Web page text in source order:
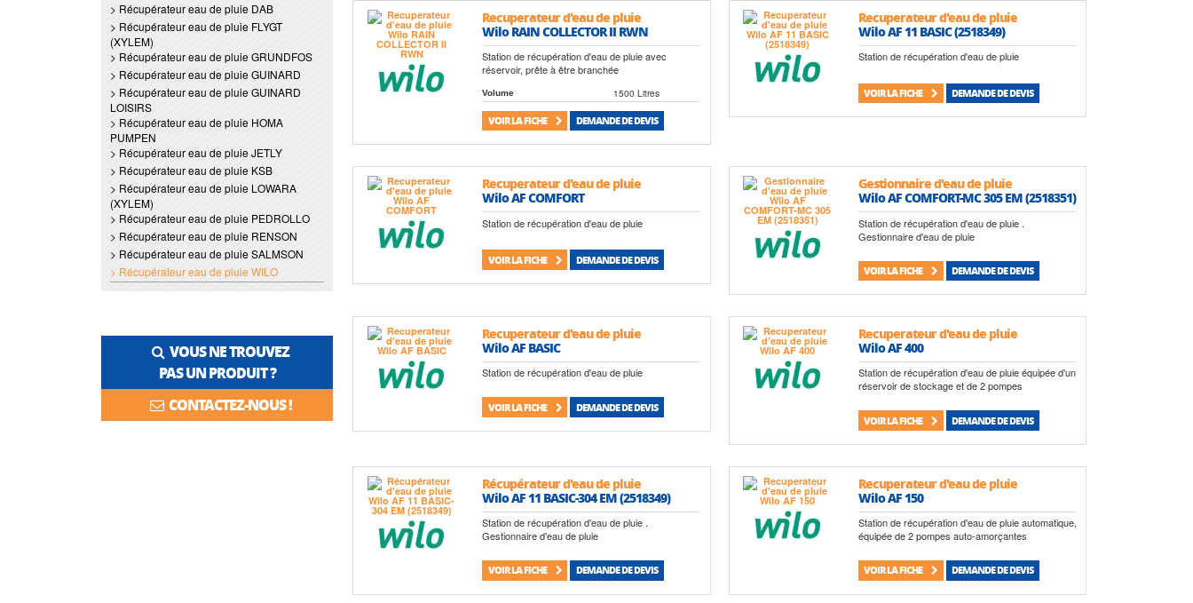
> Récupérateur eau de pluie DAB
> Récupérateur eau de pluie FLYGT
(XYLEM)
> Récupérateur eau de pluie GRUNDFOS
> Récupérateur eau de pluie GUINARD
> Récupérateur eau de pluie GUINARD
LOISIRS
> Récupérateur eau de pluie HOMA
PUMPEN
> Récupérateur eau de pluie JETLY
> Récupérateur eau de pluie KSB
> Récupérateur eau de pluie LOWARA
(XYLEM)
> Récupérateur eau de pluie PEDROLLO
> Récupérateur eau de pluie RENSON
> Récupérateur eau de pluie SALMSON
> Récupérateur eau de pluie WILO
VOUS NE TROUVEZ
PAS UN PRODUIT ?
CONTACTEZ-NOUS !
Recuperateur d'eau de pluie
Wilo RAIN COLLECTOR II RWN
Station de récupération d'eau de pluie avec
réservoir, prête à être branchée
Volume 1500 Litres
VOIR LA FICHE DEMANDE DE DEVIS
Recuperateur d'eau de pluie
Wilo AF 11 BASIC (2518349)
Station de récupération d'eau de pluie
VOIR LA FICHE DEMANDE DE DEVIS
Recuperateur d'eau de pluie
Wilo AF COMFORT
Station de récupération d'eau de pluie
VOIR LA FICHE DEMANDE DE DEVIS
Gestionnaire d'eau de pluie
Wilo AF COMFORT-MC 305 EM (2518351)
Station de récupération d'eau de pluie .
Gestionnaire d'eau de pluie
VOIR LA FICHE DEMANDE DE DEVIS
Recuperateur d'eau de pluie
Wilo AF BASIC
Station de récupération d'eau de pluie
VOIR LA FICHE DEMANDE DE DEVIS
Recuperateur d'eau de pluie
Wilo AF 400
Station de récupération d'eau de pluie équipée d'un
réservoir de stockage et de 2 pompes
VOIR LA FICHE DEMANDE DE DEVIS
Récupérateur d'eau de pluie
Wilo AF 11 BASIC-304 EM (2518349)
Station de récupération d'eau de pluie .
Gestionnaire d'eau de pluie
VOIR LA FICHE DEMANDE DE DEVIS
Recuperateur d'eau de pluie
Wilo AF 150
Station de récupération d'eau de pluie automatique,
équipée de 2 pompes auto-amorçantes
VOIR LA FICHE DEMANDE DE DEVIS